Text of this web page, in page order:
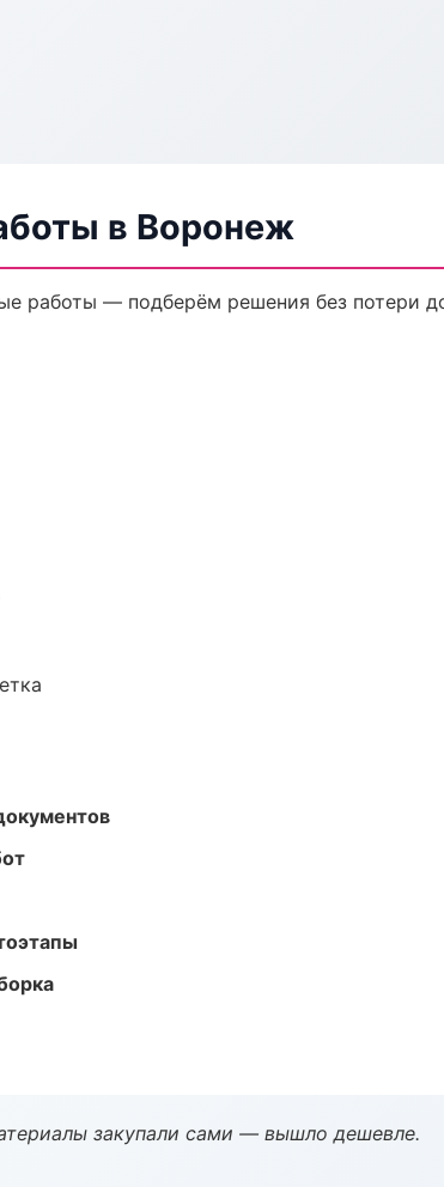
в Воронеж
работы — подберём решения без потери
закупали сами — вышло дешевле.